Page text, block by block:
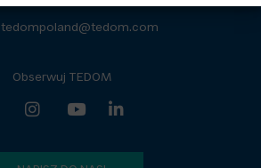
tedompoland@tedom.com
Obserwuj TEDOM